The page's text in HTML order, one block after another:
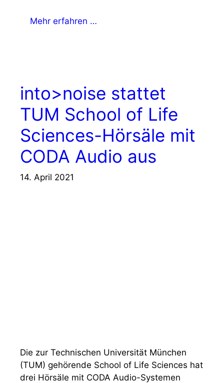
Mehr erfahren …
into>noise stattet
TUM School of Life
Sciences-Hörsäle mit
CODA Audio aus
14. April 2021
Die zur Technischen Universität München
(TUM) gehörende School of Life Sciences hat
drei Hörsäle mit CODA Audio-Systemen